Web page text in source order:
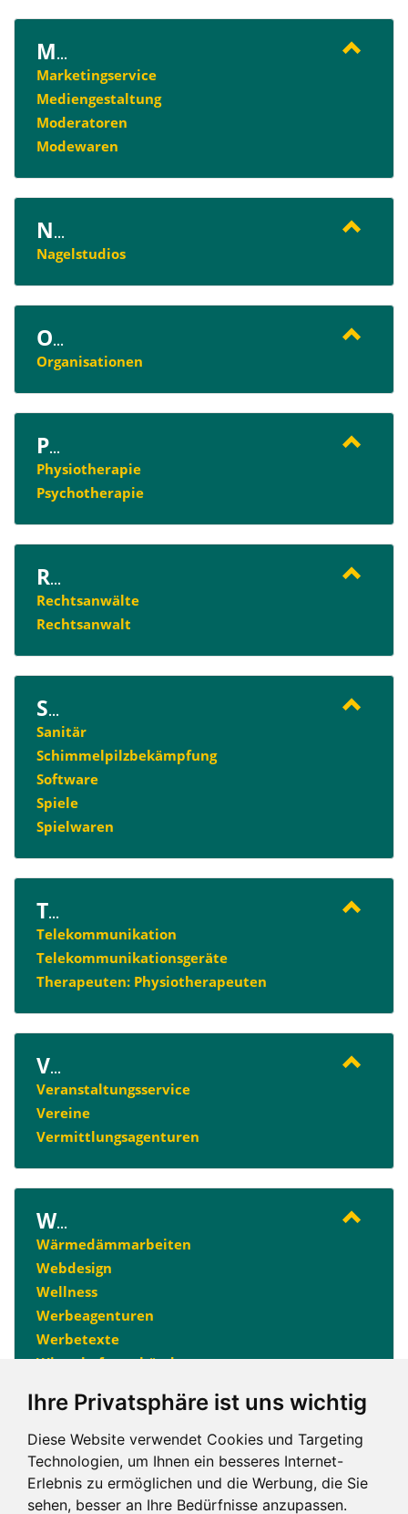
Ihre Privatsphäre ist uns wichtig
Diese Website verwendet Cookies und Targeting
Technologien, um Ihnen ein besseres Internet-
Erlebnis zu ermöglichen und die Werbung, die Sie
sehen, besser an Ihre Bedürfnisse anzupassen.
M...
Marketingservice
Mediengestaltung
Moderatoren
Modewaren
N...
Nagelstudios
O...
Organisationen
P...
Physiotherapie
Psychotherapie
R...
Rechtsanwälte
Rechtsanwalt
S...
Sanitär
Schimmelpilzbekämpfung
Software
Spiele
Spielwaren
T...
Telekommunikation
Telekommunikationsgeräte
Therapeuten: Physiotherapeuten
V...
Veranstaltungsservice
Vereine
Vermittlungsagenturen
W...
Wärmedämmarbeiten
Webdesign
Wellness
Werbeagenturen
Werbetexte
Wirtschaftsverbände
A B E F H I K L M
O
P R S T V W